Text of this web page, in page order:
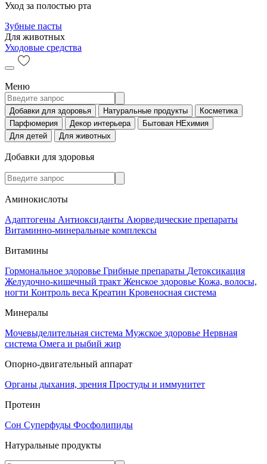
Уход за полостью рта
Зубные пасты
Для животных
Уходовые средства
Меню
Добавки для здоровья Натуральные продукты
Косметика
Парфюмерия
Декор интерьера
Бытовая НЕхимия
Для детей
Для животных
Добавки для здоровья
Аминокислоты
Адаптогены Антиоксиданты Аюрведические препараты
Витаминно-минеральные комплексы
Витамины
Гормональное здоровье Грибные препараты Детоксикация
Желудочно-кишечный тракт Женское здоровье Кожа, волосы,
ногти Контроль веса Креатин Кровеносная система
Минералы
Мочевыделительная система Мужское здоровье Нервная
система Омега и рыбий жир
Опорно-двигательный аппарат
Органы дыхания, зрения Простуды и иммунитет
Протеин
Сон Суперфуды Фосфолипиды
Натуральные продукты